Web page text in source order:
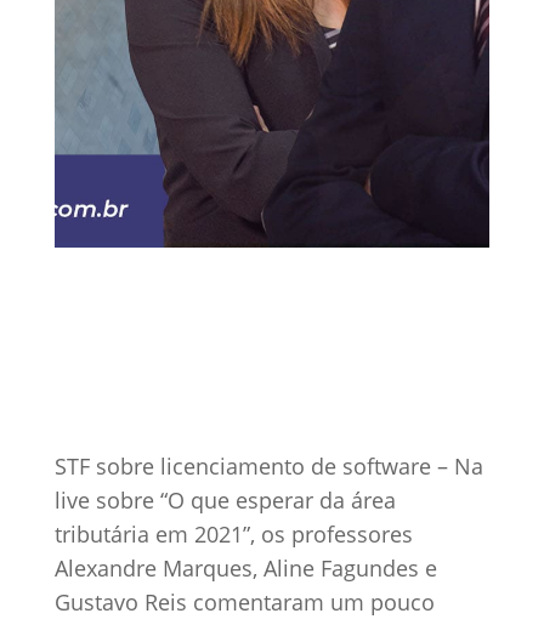
STF sobre licenciamento de software – Na
live sobre “O que esperar da área
tributária em 2021”, os professores
Alexandre Marques, Aline Fagundes e
Gustavo Reis comentaram um pouco